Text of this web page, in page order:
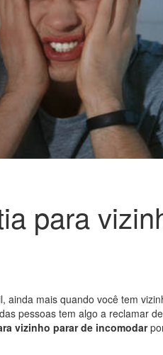
para
ainda mais quando você tem
pessoas tem algo a reclamar
vizinho parar de incomodar